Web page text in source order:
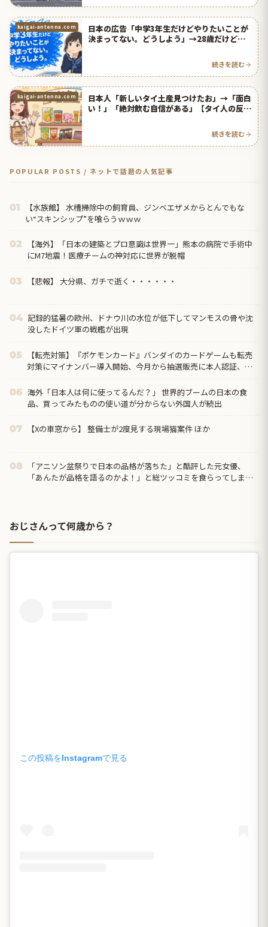
kaigai-antenna.com
日本の広告「中学3年生だけどやりたいことが
決まってない。どうしよう」→28歳だけど決
続きを読む
kaigai-antenna.com
日本人「新しいタイ土産見つけたお」→「面白
い！」「絶対飲む自信がある」【タイ人の反
続きを読む
POPULAR POSTS / ネットで話題の人気記事
01
【水族館】 水槽掃除中の飼育員、ジンベエザメからとんでもな
い“スキンシップ”を喰らうｗｗｗ
02
【海外】「日本の建築とプロ意識は世界一」熊本の病院で手術中
にM7地震！医療チームの神対応に世界が脱帽
03 【悲報】 大分県、ガチで逝く・・・・・・
04 記録的猛暑の欧州、ドナウ川の水位が低下してマンモスの骨や沈
没したドイツ軍の戦艦が出現
05
【転売対策】『ポケモンカード』バンダイのカードゲームも転売
対策にマイナンバー導入開始、今月から抽選販売に本人認証、公
06 海外「日本人は何に使ってるんだ？」 世界的ブームの日本の食
品、買ってみたものの使い道が分からない外国人が続出
07 【Xの車窓から】 整備士が2度見する現場猫案件 ほか
08
「アニソン盆祭りで日本の品格が落ちた」と酷評した元女優、
「あんたが品格を語るのかよ！」と総ツッコミを食らってしま
おじさんって何歳から？
この投稿をInstagramで見る